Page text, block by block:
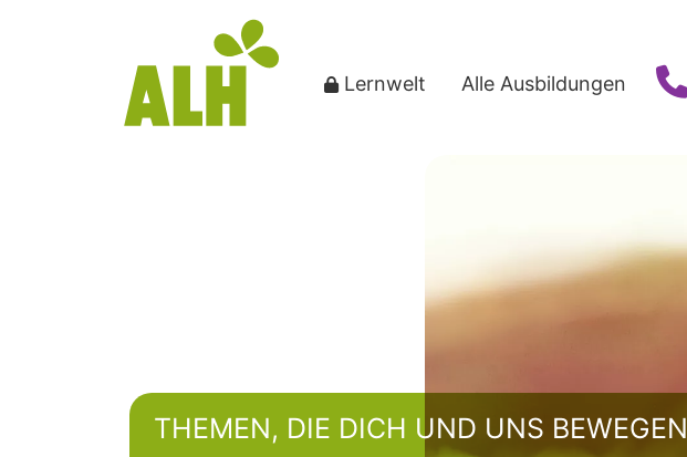
Lernwelt Alle Ausbildungen
THEMEN, DIE DICH UND UNS BEWEGEN